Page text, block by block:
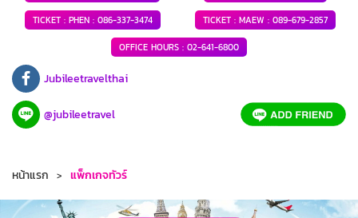
TICKET : PHEN :086-337-3474 TICKET : MAEW : 089-679-2857
OFFICE HOURS : 02-641-6800
Jubileetravelthai
@jubileetravel
หน้าแรก แพ็กเกจทัวร์